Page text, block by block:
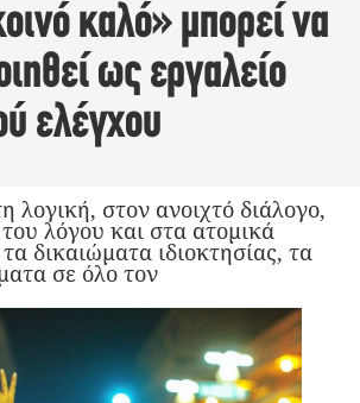
καλό» μπορεί να
ως εργαλείο
ελέγχου
λογική, στον ανοιχτό διάλογο,
λόγου και στα ατομικά
δικαιώματα ιδιοκτησίας, τα
σε όλο τον